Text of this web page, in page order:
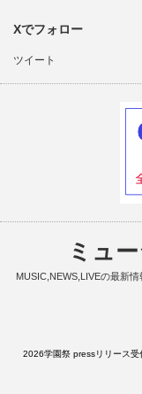
Xでフォロー
ツイート
ミュ
MUSIC,NEWS,LIVEの最新
2026学園祭 pressリリース